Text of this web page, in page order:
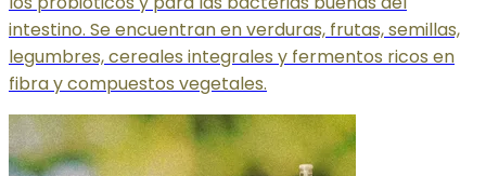
intestino. Se encuentran en verduras, frutas, semillas,
legumbres, cereales integrales y fermentos ricos en
fibra y compuestos vegetales.